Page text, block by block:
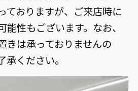
ておりますが、ご来店時に
能性もございます。なお、
きは承っておりませんの
ください。